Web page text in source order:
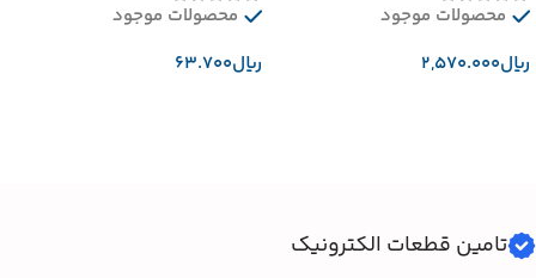
محصولات موجود
﷼
محصولات موجود
﷼
تامین قطعات الکترونیک